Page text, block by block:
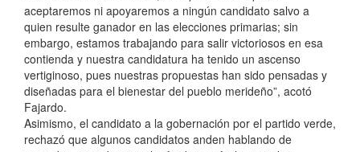
aceptaremos ni apoyaremos a ningún candidato salvo a
quien resulte ganador en las elecciones primarias; sin
embargo, estamos trabajando para salir victoriosos en esa
contienda y nuestra candidatura ha tenido un ascenso
vertiginoso, pues nuestras propuestas han sido pensadas y
diseñadas para el bienestar del pueblo merideño”, acotó
Fajardo.
Asimismo, el candidato a la gobernación por el partido verde,
rechazó que algunos candidatos anden hablando de